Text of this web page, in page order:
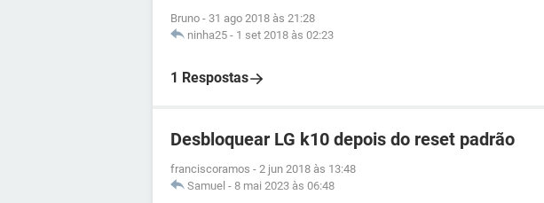
Bruno - 31 ago 2018 às 21:28
ninha25 - 1 set 2018 às 02:23
1 Respostas
Desbloquear LG k10 depois do reset padrão
franciscoramos - 2 jun 2018 às 13:48
Samuel - 8 mai 2023 às 06:48